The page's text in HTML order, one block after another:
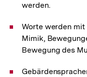
werden.
Worte werden
Mimik,
Bewegung des